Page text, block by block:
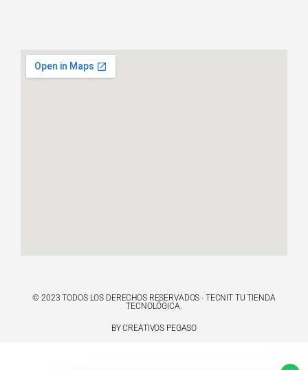
© 2023 TODOS LOS DERECHOS RESERVADOS - TECNIT TU TIENDA
TECNOLÓGICA.
BY CREATIVOS PEGASO